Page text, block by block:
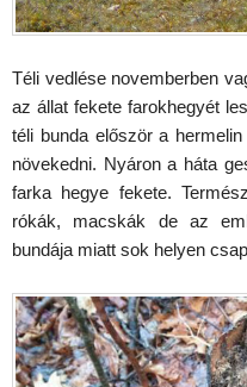
Téli vedlése novemberben
az állat fekete farokhegyét
téli bunda először a
növekedni. Nyáron a háta
farka hegye fekete.
rókák, macskák de az
bundája miatt sok helyen